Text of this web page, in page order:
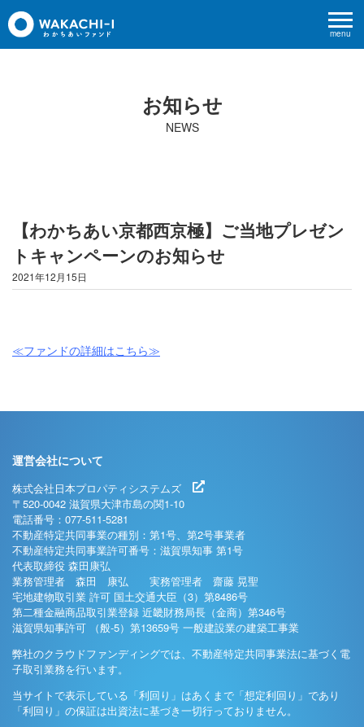
menu
お知らせ
NEWS
【わかちあい京都西京極】ご当地プレゼン
トキャンペーンのお知らせ
2021年12月15日
≪ファンドの詳細はこちら≫
運営会社について
株式会社日本プロパティシステムズ
〒520-0042 滋賀県大津市島の関1-10
電話番号：077-511-5281
不動産特定共同事業の種別：第1号、第2号事業者
不動産特定共同事業許可番号：滋賀県知事 第1号
代表取締役 森田康弘
業務管理者 森田 康弘 実務管理者 齋藤 晃聖
宅地建物取引業 許可 国土交通大臣（3）第8486号
第二種金融商品取引業登録 近畿財務局長（金商）第346号
滋賀県知事許可 （般-5）第13659号 一般建設業の建築工事業
弊社のクラウドファンディングでは、不動産特定共同事業法に基づく電
子取引業務を行います。
当サイトで表示している「利回り」はあくまで「想定利回り」であり
「利回り」の保証は出資法に基づき一切行っておりません。